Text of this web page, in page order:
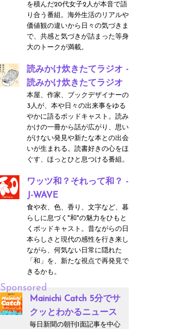
を積んだ20代女子2人が本音で語
り合う番組。海外生活のリアルや
価値観の違いから日々の気づきま
で、共感と気づきが詰まった等身
大のトークが満載。
読みかけ炊きたてラジオ -
読みかけ炊きたてラジオ
本屋、作家、ブックデザイナーの
3人が、本や日々の出来事をゆる
やかに語るポッドキャスト。読み
かけの一冊から話が広がり、思い
がけない発見や新たな本との出会
いが生まれる。読書好きの心をほ
ぐす、ほっとひと息つける番組。
ワッツ和？それって和？ -
J-WAVE
食や衣、色、香り、文字など、暮
らしに息づく"和"の魅力をひもと
くポッドキャスト。昔ながらの日
本らしさと現代の感性を行き来し
ながら、何気ない日常に隠れた
「和」を、新たな視点で再発見で
きるかも。
Sponsored
Mainichi Catch 5分でサ
クッとわかるニュース
毎日新聞の朝刊1面記事を中心